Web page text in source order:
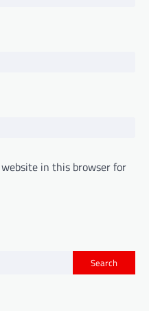
in this browser for
Search